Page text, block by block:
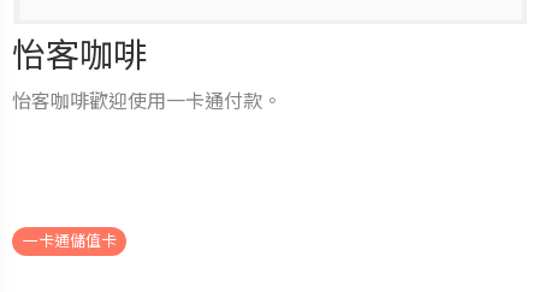
怡客咖啡
怡客咖啡歡迎使用一卡通付款。
一卡通儲值卡